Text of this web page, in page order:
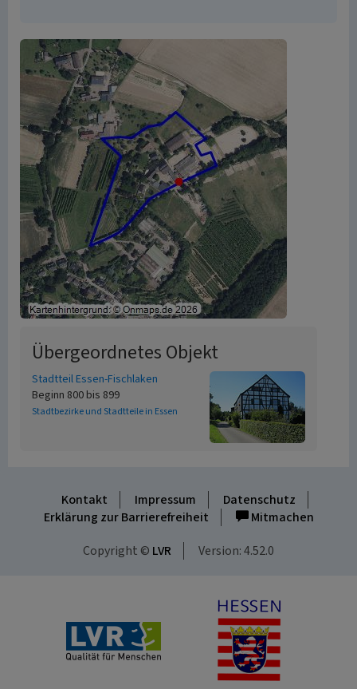
Übergeordnetes Objekt
Stadtteil Essen-Fischlaken
Beginn 800 bis 899
Stadtbezirke und Stadtteile in Essen
Kontakt Impressum
Datenschutz
Erklärung zur Barrierefreiheit
Mitmachen
Copyright © LVR Version: 4.52.0